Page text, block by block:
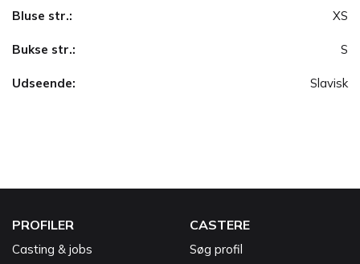
Bluse str.: XS
Bukse str.: S
Udseende: Slavisk
PROFILER
Casting & jobs
CASTERE
Søg profil